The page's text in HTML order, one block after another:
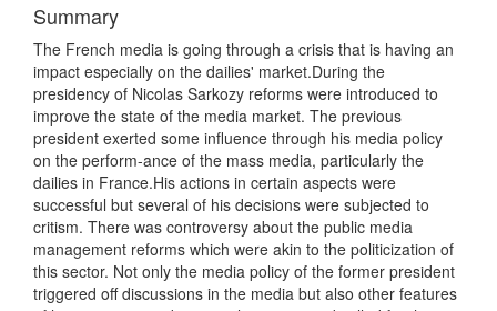
Summary
The French media is going through a crisis that is having an
impact especially on the dailies' market.During the
presidency of Nicolas Sarkozy reforms were introduced to
improve the state of the media market. The previous
president exerted some influence through his media policy
on the perform-ance of the mass media, particularly the
dailies in France.His actions in certain aspects were
successful but several of his decisions were subjected to
critism. There was controversy about the public media
management reforms which were akin to the politicization of
this sector. Not only the media policy of the former president
triggered off discussions in the media but also other features